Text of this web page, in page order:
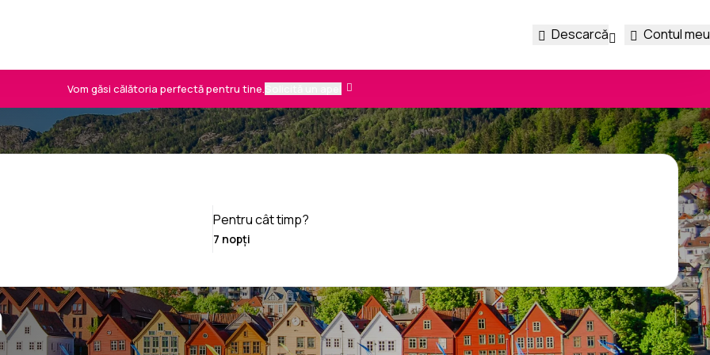
Descarcă Contul meu
Vom găsi călătoria perfectă pentru tine.
Pentru cât timp?